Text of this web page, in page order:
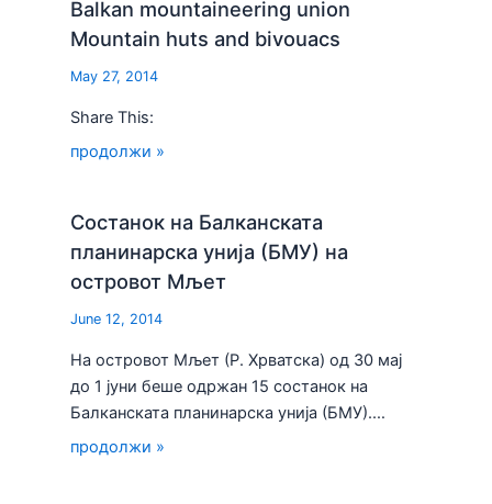
Balkan mountaineering union
Mountain huts and bivouacs
May 27, 2014
Share This:
продолжи »
Состанок на Балканската
планинарска унија (БМУ) на
островот Мљет
June 12, 2014
На островот Мљет (Р. Хрватска) од 30 мај
до 1 јуни беше одржан 15 состанок на
Балканската планинарска унија (БМУ).…
продолжи »